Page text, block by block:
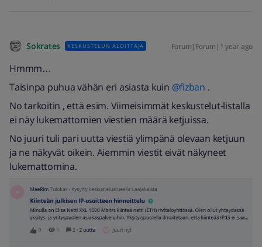
Sokrates KESKUSTELUN ALOITTAJA Forum|Forum|1 year ago
Hmmm…
Taisinpa puhua vähän eri asiasta kuin ​ @fizban .
No tarkoitin , että esim. Viimeisimmät keskustelut-listalla
ei näy lukemattomien viestien määrä ketjuissa.
No juuri tuli pari uutta viestiä ylimpänä olevaan ketjuun
ja ne näkyvät oikein. Aiemmin viestit eivät näkyneet
lukemattomina.